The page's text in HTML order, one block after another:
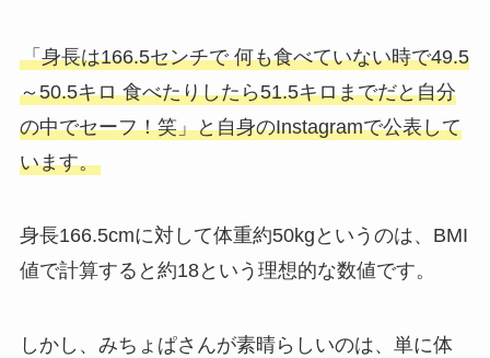
「身長は166.5センチで 何も食べていない時で49.5
～50.5キロ 食べたりしたら51.5キロまでだと自分
の中でセーフ！笑」と自身のInstagramで公表して
います。
身長166.5cmに対して体重約50kgというのは、BMI
値で計算すると約18という理想的な数値です。
しかし、みちょぱさんが素晴らしいのは、単に体